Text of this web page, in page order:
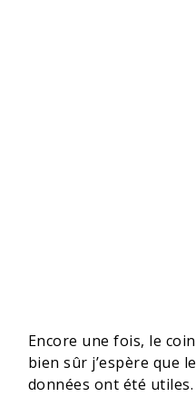
Encore une fois, le
bien sûr j’espère que
données ont été utiles.